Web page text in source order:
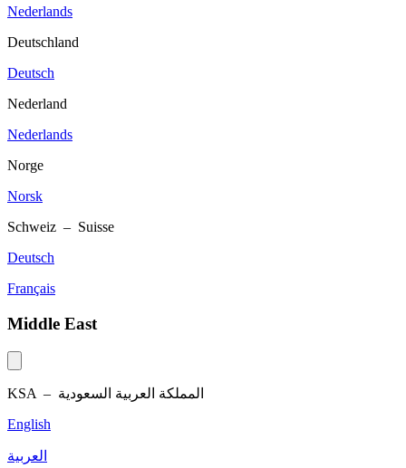
Nederlands
Deutschland
Deutsch
Nederland
Nederlands
Norge
Norsk
Schweiz – Suisse
Deutsch
Français
Middle East
KSA – المملكة العربية السعودية
English
العربية